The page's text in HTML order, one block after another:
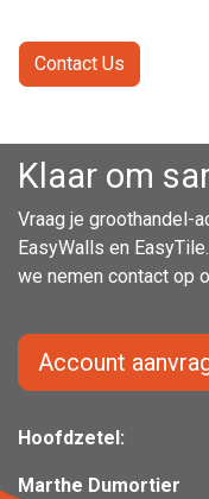
Contact Us
Klaar om
Vraag je groothandel-
EasyWalls en
we nemen contact op
Hoofdzetel:
Marthe Dumortier
Account